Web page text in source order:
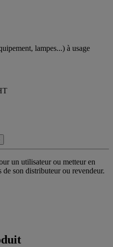
lampes...) à usage
un utilisateur ou metteur en
son distributeur ou revendeur.